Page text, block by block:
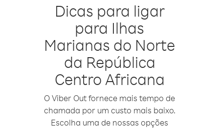
Dicas para ligar
para Ilhas
Marianas do Norte
da República
Centro Africana
O Viber Out fornece mais tempo de
chamada por um custo mais baixo.
Escolha uma de nossas opções